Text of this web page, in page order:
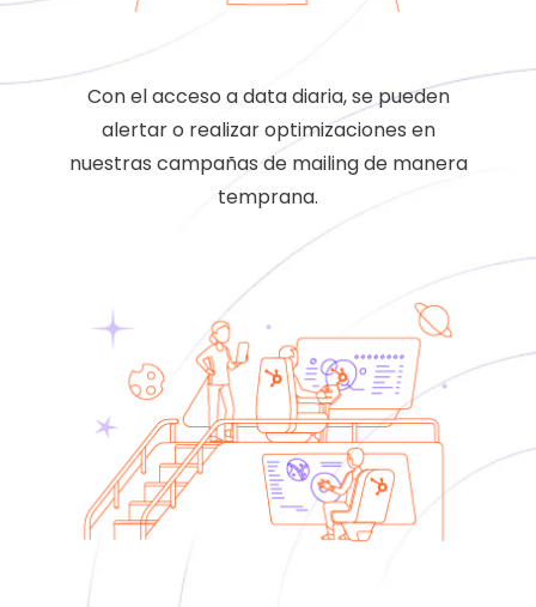
Con el acceso a data diaria, se pueden
alertar o realizar optimizaciones en
nuestras campañas de mailing de manera
temprana.